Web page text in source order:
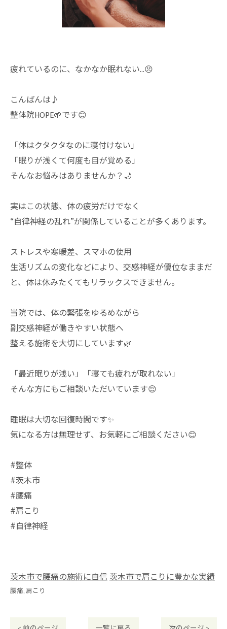
疲れているのに、なかなか眠れない…😣
こんばんは♪
整体院HOPE🌱です😊
「体はクタクタなのに寝付けない」
「眠りが浅くて何度も目が覚める」
そんなお悩みはありませんか？🌙
実はこの状態、体の疲労だけでなく
“自律神経の乱れ”が関係していることが多くあります。
ストレスや寒暖差、スマホの使用
生活リズムの変化などにより、交感神経が優位なままだ
と、体は休みたくてもリラックスできません。
当院では、体の緊張をゆるめながら
副交感神経が働きやすい状態へ
整える施術を大切にしています🌿
「最近眠りが浅い」「寝ても疲れが取れない」
そんな方にもご相談いただいています😌
睡眠は大切な回復時間です✨
気になる方は無理せず、お気軽にご相談ください😊
#整体
#茨木市
#腰痛
#肩こり
#自律神経
茨木市で腰痛の施術に自信茨木市で肩こりに豊かな実績
腰痛 肩こり